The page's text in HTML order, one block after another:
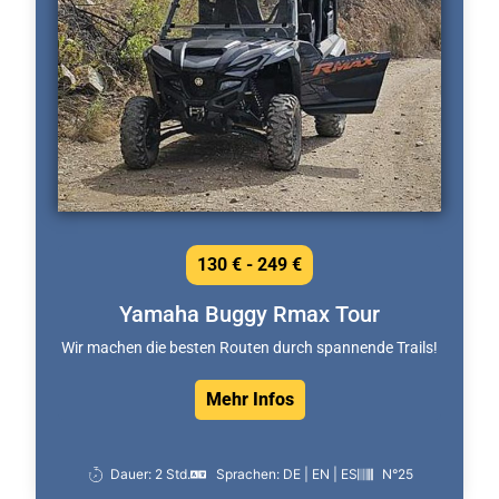
Yamaha Buggy Rmax Tour
Wir machen die besten Routen durch spannende Trails!
Mehr Infos
130 € - 249 €
Dauer: 2 Std. Sprachen: DE | EN | ES N°25